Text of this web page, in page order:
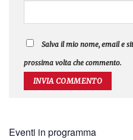
Salva il mio nome, email e
prossima volta che commento.
Eventi in programma